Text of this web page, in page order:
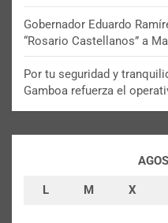
Gobernador Eduardo
“Rosario Castellanos” a
Por tu seguridad y
Gamboa refuerza el
L M X